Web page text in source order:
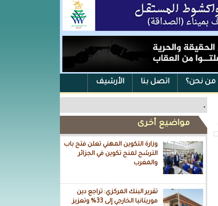
من نحن؟ اتصل بنا الأرشيف
.
مواضيع أخرى
وزارة التكوين المهني تعلن فتح باب
الترشح لمنح تكوين في الجزائر
والمغرب
تقرير البنك المركزي: تراجع دين
موريتانيا الخارجي إلى 33% وتعزيز